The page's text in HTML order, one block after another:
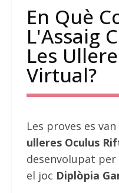
En Què
L'Assaig
Les
Virtual?
Les proves es
ulleres Oculus
desenvolupat per
el joc Diplòpia